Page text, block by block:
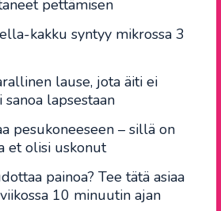
pettämisen
kakku syntyy mikrossa 3
lause, jota äiti ei
sanoa lapsestaan
pesukoneeseen – sillä on
et olisi uskonut
painoa? Tee tätä asiaa
10 minuutin ajan